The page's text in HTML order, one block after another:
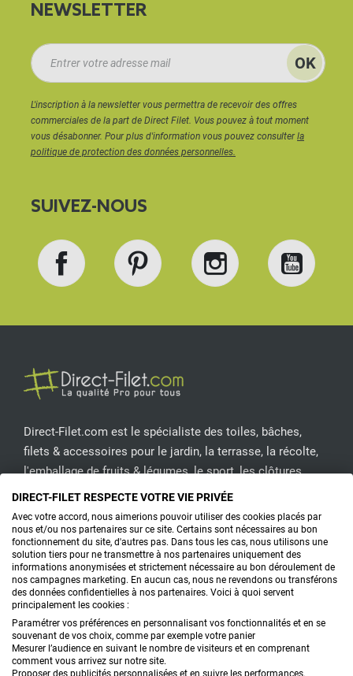
NEWSLETTER
L'inscription à la newsletter vous permettra de recevoir des offres
commerciales de la part de Direct Filet. Vous pouvez à tout moment
vous désabonner. Pour plus d'information vous pouvez consulterla
politique de protection des données personnelles.
SUIVEZ-NOUS
Direct-Filet.com est le spécialiste des toiles, bâches,
filets & accessoires pour le jardin, la terrasse, la récolte,
l'emballage de fruits & légumes, le sport, les clôtures...
CONTACTEZ-NOUS
PRODUITS
CONSEILS
FAQ
DIRECT-FILET RESPECTE VOTRE VIE PRIVÉE
Avec votre accord, nous aimerions pouvoir utiliser des cookies placés par
nous et/ou nos partenaires sur ce site. Certains sont nécessaires au bon
fonctionnement du site, d'autres pas. Dans tous les cas, nous utilisons une
solution tiers pour ne transmettre à nos partenaires uniquement des
informations anonymisées et strictement nécessaire au bon déroulement de
nos campagnes marketing. En aucun cas, nous ne revendons ou transférons
des données confidentielles à nos partenaires. Voici à quoi servent
principalement les cookies :
Paramétrer vos préférences en personnalisant vos fonctionnalités et en se
souvenant de vos choix, comme par exemple votre panier
Mesurer l’audience en suivant le nombre de visiteurs et en comprenant
comment vous arrivez sur notre site.
Proposer des publicités personnalisées et en suivre les performances.